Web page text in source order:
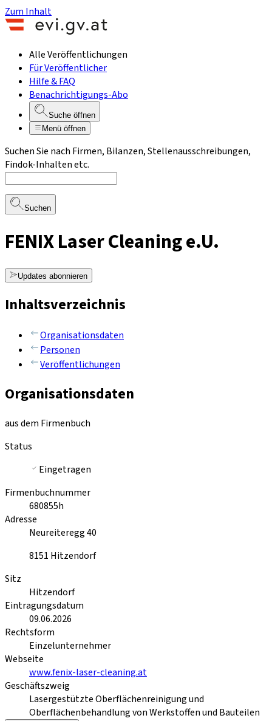
Zum Inhalt
Alle Veröffentlichungen
Für Veröffentlicher
Hilfe & FAQ
Benachrichtigungs-Abo
Suche öffnen
Menü öffnen
Suchen Sie nach Firmen, Bilanzen, Stellenausschreibungen,
Findok-Inhalten etc.
Suchen
FENIX Laser Cleaning e.U.
Updates abonnieren
Inhaltsverzeichnis
Organisationsdaten
Personen
Veröffentlichungen
Organisationsdaten
aus dem Firmenbuch
Status
Eingetragen
Firmenbuchnummer
680855h
Adresse
Neureiteregg 40
8151 Hitzendorf
Sitz
Hitzendorf
Eintragungsdatum
09.06.2026
Rechtsform
Einzelunternehmer
Webseite
www.fenix-laser-cleaning.at
Geschäftszweig
Lasergestützte Oberflächenreinigung und
Oberflächenbehandlung von Werkstoffen und Bauteilen